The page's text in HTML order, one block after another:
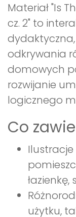
Materiał "Is
cz. 2" to
odkrywania
domowych
rozwijanie
logicznego
Co
użytku,